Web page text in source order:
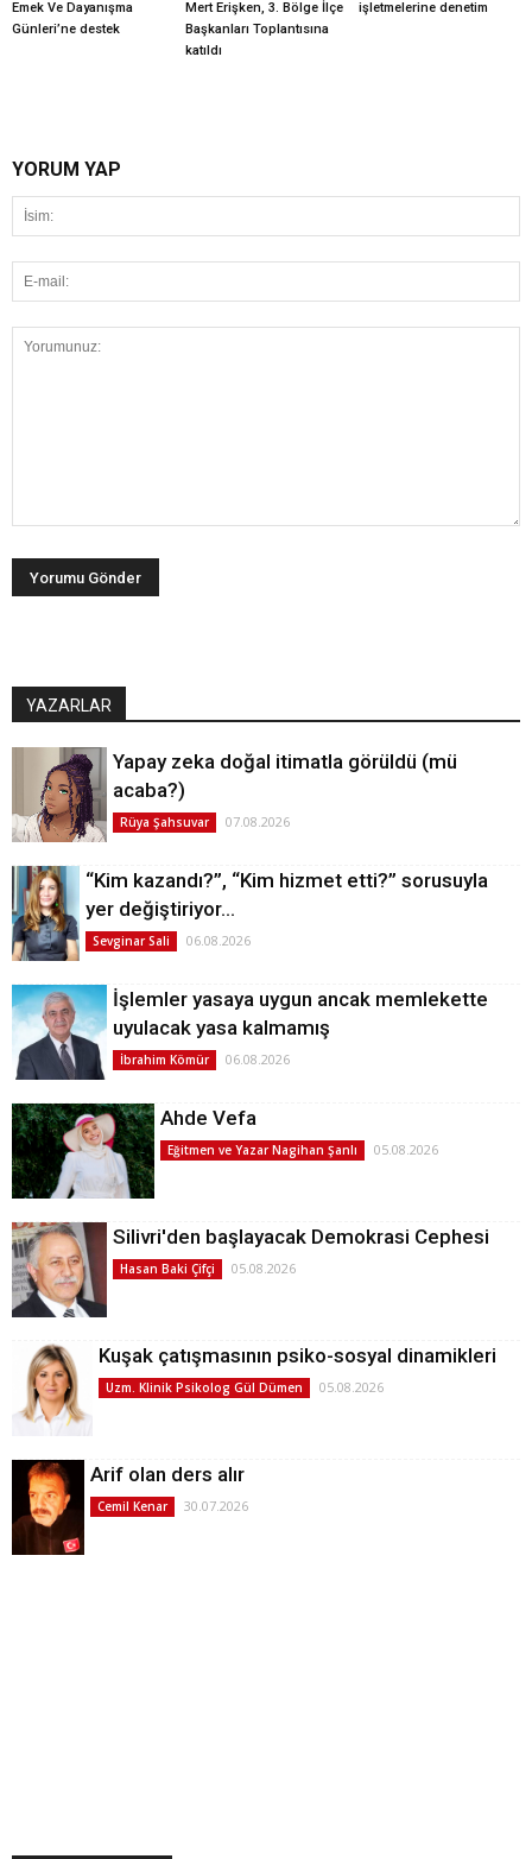
Emek Ve Dayanışma
Günleri’ne destek
Mert Erişken, 3. Bölge İlçe
Başkanları Toplantısına
katıldı
işletmelerine denetim
YORUM YAP
YAZARLAR
Yapay zeka doğal itimatla görüldü (mü
acaba?)
Rüya Şahsuvar 07.08.2026
“Kim kazandı?”, “Kim hizmet etti?” sorusuyla
yer değiştiriyor…
Sevginar Sali 06.08.2026
İşlemler yasaya uygun ancak memlekette
uyulacak yasa kalmamış
İbrahim Kömür 06.08.2026
Ahde Vefa
Eğitmen ve Yazar Nagihan Şanlı 05.08.2026
Silivri'den başlayacak Demokrasi Cephesi
Hasan Baki Çifçi 05.08.2026
Kuşak çatışmasının psiko-sosyal dinamikleri
Uzm. Klinik Psikolog Gül Dümen 05.08.2026
Arif olan ders alır
Cemil Kenar 30.07.2026